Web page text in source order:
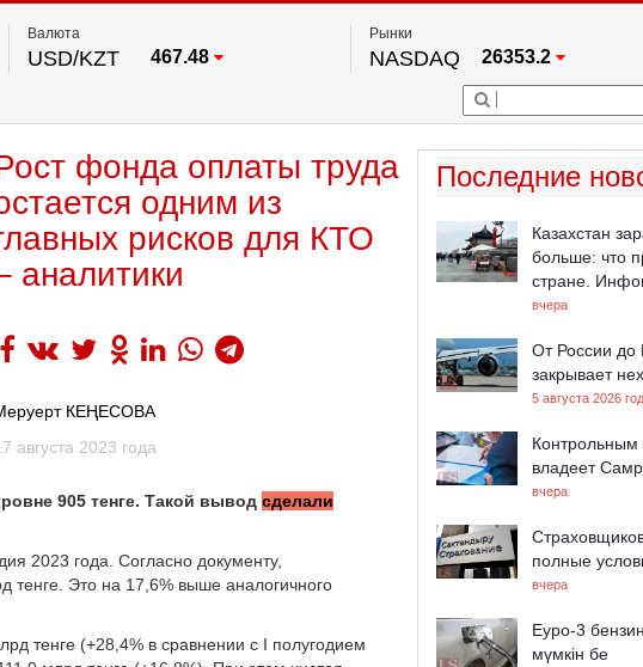
Валюта
USD/KZT 467.48
Рынки
NASDAQ 26353.2
FTSE 100 67.17
53922.8
S&P 500
NYSE 24474.2
фонда оплаты труда
одним из
рисков для КТО
аналитики
КЕҢЕСОВА
августа 2023 года
905 тенге. Такой вывод сделали
2023 года. Согласно документу,
тенге. Это на 17,6% выше аналогичного
тенге (+28,4% в сравнении с I полугодием
Последние
Казахстан
больше: что
стране.
вчера
От России до
закрывает
5 августа 2026
Контрольным
владеет
вчера
полные
вчера
Еуро-3
мүмкін бе